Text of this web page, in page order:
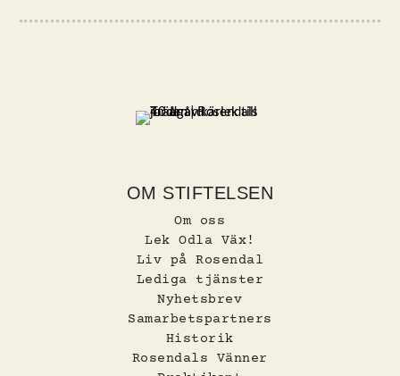
OM STIFTELSEN
Om oss
Lek Odla Väx!
Liv på Rosendal
Lediga tjänster
Nyhetsbrev
Samarbetspartners
Historik
Rosendals Vänner